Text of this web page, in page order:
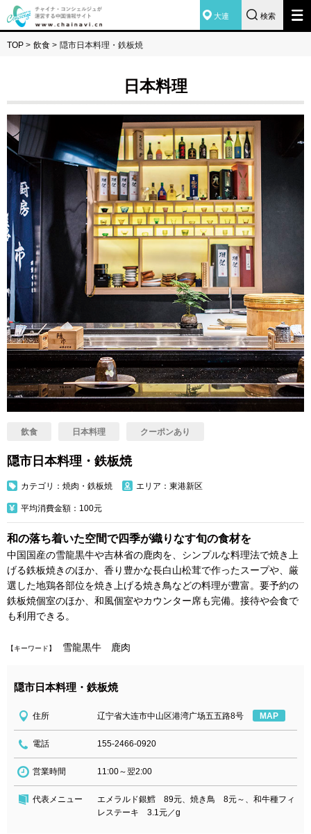
大連 検索
TOP > 飲食 > 隠市日本料理・鉄板焼
日本料理
飲食 日本料理 クーポンあり
隠市日本料理・鉄板焼
カテゴリ：焼肉・鉄板焼 エリア：東港新区
平均消費金額：100元
和の落ち着いた空間で四季が織りなす旬の食材を
中国国産の雪龍黒牛や吉林省の鹿肉を、シンプルな料理法で焼き上
げる鉄板焼きのほか、香り豊かな長白山松茸で作ったスープや、厳
選した地鶏各部位を焼き上げる焼き鳥などの料理が豊富。要予約の
鉄板焼個室のほか、和風個室やカウンター席も完備。接待や会食で
も利用できる。
【キーワード】 雪龍黒牛 鹿肉
隠市日本料理・鉄板焼
住所 辽宁省大连市中山区港湾广场五五路8号 MAP
電話 155-2466-0920
営業時間 11:00～翌2:00
代表メニュー
エメラルド銀鱈 89元、焼き鳥 8元～、和牛種フィ
レステーキ 3.1元／g